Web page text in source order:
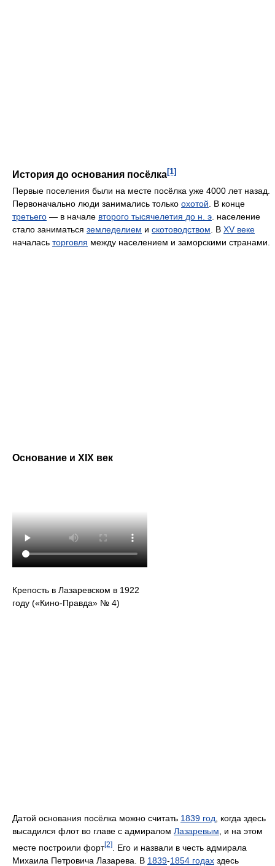
История до основания посёлка[1]
Первые поселения были на месте посёлка уже 4000 лет назад.
Первоначально люди занимались только охотой. В конце
третьего — в начале второго тысячелетия до н. э. население
стало заниматься земледелием и скотоводством. В XV веке
началась торговля между населением и заморскими странами.
Основание и XIX век
Крепость в Лазаревском в 1922
году («Кино-Правда» № 4)
Датой основания посёлка можно считать 1839 год, когда здесь
высадился флот во главе с адмиралом Лазаревым, и на этом
месте построили форт[2]
. Его и назвали в честь адмирала
Михаила Петровича Лазарева. В 1839-1854 годах здесь